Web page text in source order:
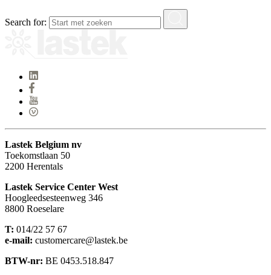
Search for:
Lastek Belgium nv
Toekomstlaan 50
2200 Herentals
Lastek Service Center West
Hoogleedsesteenweg 346
8800 Roeselare
T: 014/22 57 67
e-mail: customercare@lastek.be
BTW-nr: BE 0453.518.847